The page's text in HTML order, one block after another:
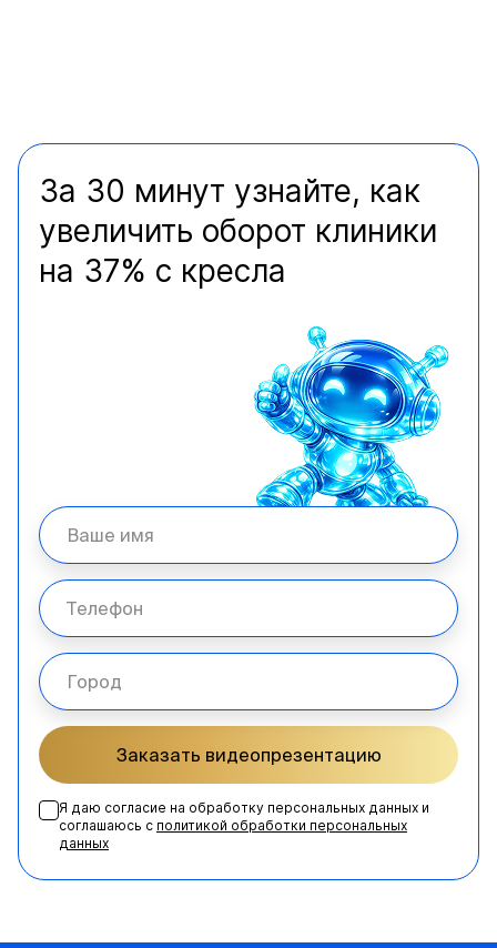
За 30 минут узнайте, как
увеличить оборот клиники
на 37% с кресла
Заказать видеопрезентацию
Я даю согласие на обработку персональных данных и
соглашаюсь с политикой обработки персональных
данных